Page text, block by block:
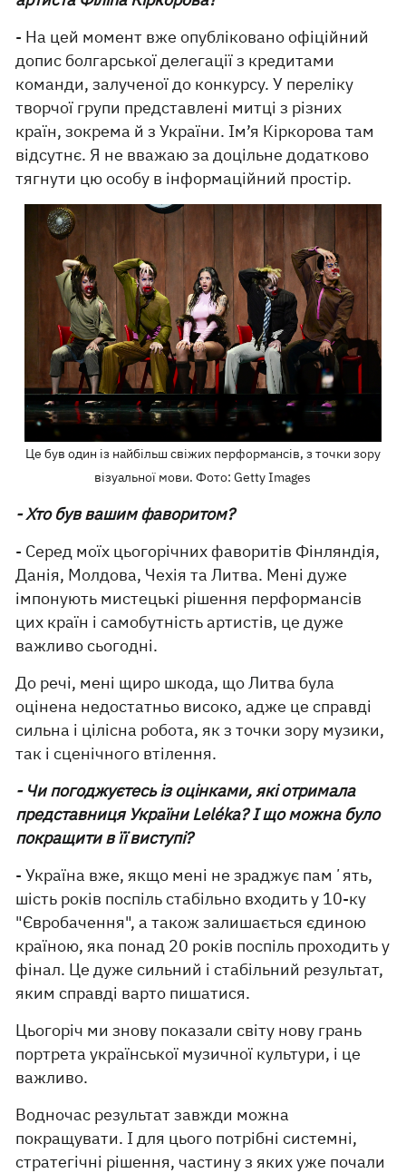
- На цей момент вже опубліковано офіційний
допис болгарської делегації з кредитами
команди, залученої до конкурсу. У переліку
творчої групи представлені митці з різних
країн, зокрема й з України. Ім’я Кіркорова там
відсутнє. Я не вважаю за доцільне додатково
тягнути цю особу в інформаційний простір.
Це був один із найбільш свіжих перформансів, з точки зору
візуальної мови. Фото: Getty Images
- Хто був вашим фаворитом?
- Серед моїх цьогорічних фаворитів Фінляндія,
Данія, Молдова, Чехія та Литва. Мені дуже
імпонують мистецькі рішення перформансів
цих країн і самобутність артистів, це дуже
важливо сьогодні.
До речі, мені щиро шкода, що Литва була
оцінена недостатньо високо, адже це справді
сильна і цілісна робота, як з точки зору музики,
так і сценічного втілення.
- Чи погоджуєтесь із оцінками, які отримала
представниця України Leléka? І що можна було
покращити в її виступі?
- Україна вже, якщо мені не зраджує памʼять,
шість років поспіль стабільно входить у 10-ку
"Євробачення", а також залишається єдиною
країною, яка понад 20 років поспіль проходить у
фінал. Це дуже сильний і стабільний результат,
яким справді варто пишатися.
Цьогоріч ми знову показали світу нову грань
портрета української музичної культури, і це
важливо.
Водночас результат завжди можна
покращувати. І для цього потрібні системні,
стратегічні рішення, частину з яких уже почали